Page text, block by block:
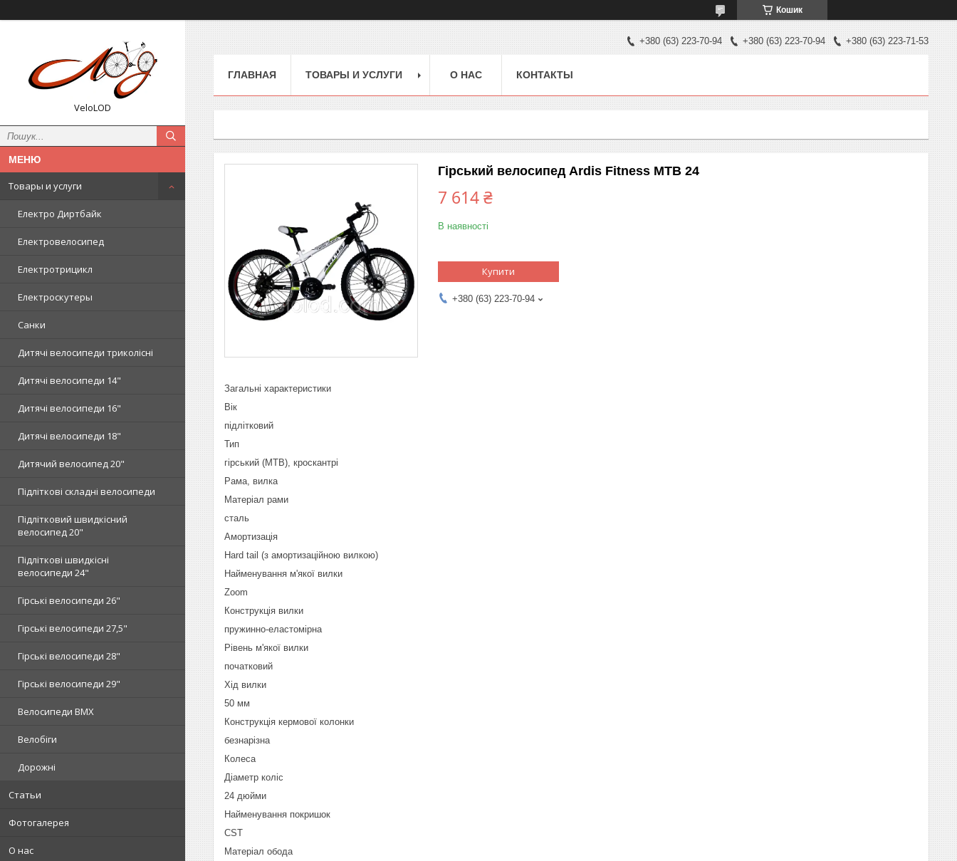
Кошик
VeloLOD
Товары и услуги
Електро Диртбайк
Електровелосипед
Електротрицикл
Електроскутеры
Санки
Дитячі велосипеди триколісні
Дитячі велосипеди 14"
Дитячі велосипеди 16"
Дитячі велосипеди 18"
Дитячий велосипед 20"
Підліткові складні велосипеди
Підлітковий швидкісний
велосипед 20"
Підліткові швидкісні
велосипеди 24"
Гірські велосипеди 26"
Гірські велосипеди 27,5"
Гірські велосипеди 28"
Гірські велосипеди 29"
Велосипеди BMX
Велобіги
Дорожні
Статьи
Фотогалерея
О нас
+380 (63) 223-70-94 +380 (63) 223-70-94 +380 (63) 223-71-53
ГЛАВНАЯ ТОВАРЫ И УСЛУГИ О НАС КОНТАКТЫ
Гірський велосипед Ardis Fitness MTB 24
7 614 ₴
В наявності
Купити
+380 (63) 223-70-94
Загальні характеристики
Вік
підлітковий
Тип
гірський (MTB), кроскантрі
Рама, вилка
Матеріал рами
сталь
Амортизація
Hard tail (з амортизаційною вилкою)
Найменування м'якої вилки
Zoom
Конструкція вилки
пружинно-еластомірна
Рівень м'якої вилки
початковий
Хід вилки
50 мм
Конструкція кермової колонки
безнарізна
Колеса
Діаметр коліс
24 дюйми
Найменування покришок
CST
Матеріал обода